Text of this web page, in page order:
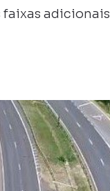
faixas adicionais